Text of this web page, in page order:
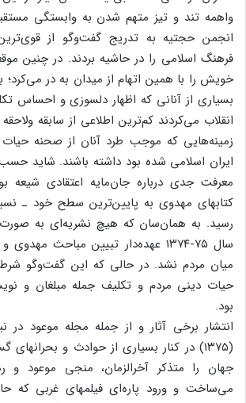
واهمه‌ تند و تیز متهم‌ شدن‌ به‌ وابستگی‌
انجمن‌ حجتیه‌ به‌ تدریج‌ گفت‌وگو از
فرهنگ‌ اسلامی‌ را در حاشیه‌ بردند. در چنین‌
خویش‌ را با همین‌ اتهام‌ از میدان‌ به‌ در می‌کرد؛
بسیاری‌ از آنانی‌ که‌ اظهار دلسوزی‌ و احساس‌
انقلاب‌ می‌کردند کم‌ترین‌ اطلاعی‌ از سابقه‌
زمینه‌هایی‌ که‌ موجب‌ طرد آنان‌ از صحنه‌
ایران‌ اسلامی‌ شده‌ بود داشته‌ باشند. شاید
معرفت‌ جدی‌ درباره‌ جان‌مایه‌ اعتقادی‌ شیعه‌
کتابهای‌ مهدوی‌ به‌ پایین‌ترین‌ سطح‌ خود ـ
رسید. به‌ همان‌سان‌ که‌ هیچ‌ نشریه‌ای‌ به‌
سال‌ ۷۵-۱۳۷۴ عهده‌دار تبیین‌ مباحث‌
میان‌ مردم‌ نشد. در حالی‌ که‌ این‌ گفت‌وگو
حیات‌ دینی‌ مردم‌ و تکلیف‌ جمله‌ مبلغان‌ و
بود.
انتشار برخی‌ آثار و از جمله‌ مجله‌ موعود در
(۱۳۷۵) در کنار بسیاری‌ از حوادث‌ و
جهان‌ را متذکر آخرالزمان‌، منجی‌ موعود و
می‌ساخت‌ و ورود پاره‌ای‌ فیلمهای‌ غربی‌ که‌